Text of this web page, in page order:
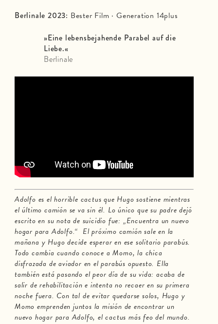
Berlinale 2023: Bester Film · Generation 14plus
»Eine lebensbejahende Parabel auf die
Liebe.«
Berlinale
Adolfo es el horrible cactus que Hugo sostiene mientras
el último camión se va sin él. Lo único que su padre dejó
escrito en su nota de suicidio fue: „Encuentra un nuevo
hogar para Adolfo.“ El próximo camión sale en la
mañana y Hugo decide esperar en ese solitario parabús.
Todo cambia cuando conoce a Momo, la chica
disfrazada de aviador en el parabús opuesto. Ella
también está pasando el peor día de su vida: acaba de
salir de rehabilitación e intenta no recaer en su primera
noche fuera. Con tal de evitar quedarse solos, Hugo y
Momo emprenden juntos la misión de encontrar un
nuevo hogar para Adolfo, el cactus más feo del mundo.